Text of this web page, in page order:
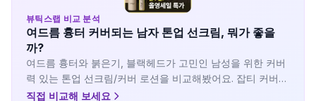
뷰틱스랩 비교 분석
여드름 흉터 커버되는 남자 톤업 선크림, 뭐가 좋을
까?
여드름 흉터와 붉은기, 블랙헤드가 고민인 남성을 위한 커버
력 있는 톤업 선크림/커버 로션을 비교해봤어요. 잡티 커버와
자외선 차단을 동시에 해결할 수 있는 제품들을 모았습니다.
직접 비교해 보세요